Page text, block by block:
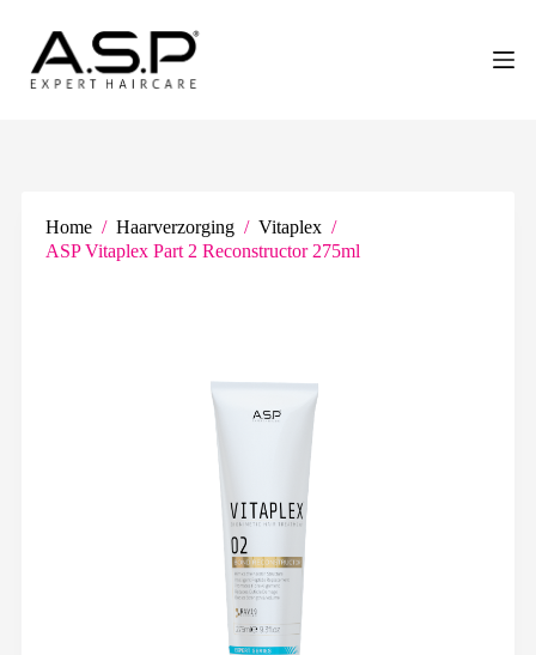
n
a
Home / Haarverzorging / Vitaplex /
ASP Vitaplex Part 2 Reconstructor 275ml